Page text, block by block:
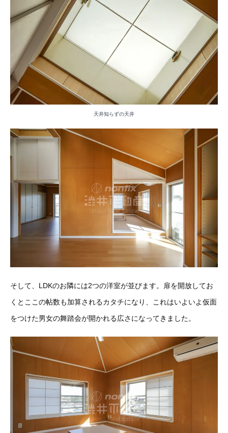
天井知らずの天井
そして、LDKのお隣には2つの洋室が並びます。扉を開放してお
くとここの帖数も加算されるカタチになり、これはいよいよ仮面
をつけた男女の舞踏会が開かれる広さになってきました。